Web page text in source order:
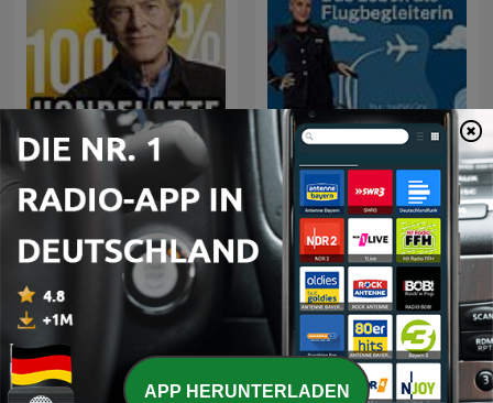
100% HONDELATTE Höhenluft
APP HERUNTERLADEN